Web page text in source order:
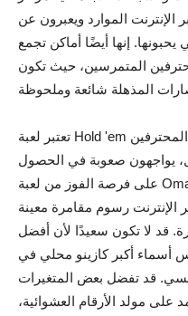
الإنترنت الموارد ويعبرون عن
إنها أيضًا أماكن تجمع
المتمرسين، حيث تكون
تعتبر لعبة Hold 'em هي الأكثر شيوعًا، ولكن العديد من المحترفين
يواجهون صعوبة في الحصول
على فرصة الفوز من لعبة Omaha الكبيرة المنخفضة. تفرض
الإنترنت رسوم مقامرة معينة
قد لا تكون سعيدًا لأن أفضل
أسماء أكبر كازينو محلي في
قد تفضل بعض المتغيرات
على مولد الأرقام العشوائية،